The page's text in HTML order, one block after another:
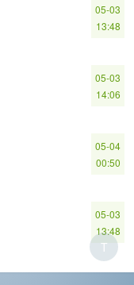
05-03
13:48
05-03
14:06
05-04
00:50
05-03
13:48
T